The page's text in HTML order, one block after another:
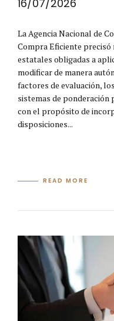
16/07/2026
La Agencia Nacional de
Compra Eficiente precisó
estatales obligadas a
modificar de manera
factores de evaluación,
sistemas de
con el propósito de
disposiciones...
READ MORE